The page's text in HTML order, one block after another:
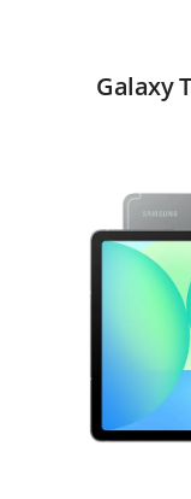
Galaxy